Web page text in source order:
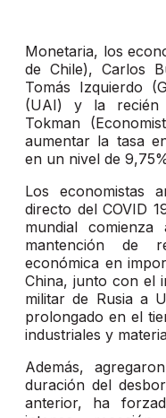
Monetaria, los
de Chile), Carlos
Tomás Izquierdo
(UAI) y la recién
Tokman
aumentar la tasa
en un nivel de
Los economistas
directo del COVID
mundial
mantención de
económica en
China, junto con el
militar de Rusia a
prolongado en el
industriales y
Además,
duración del
anterior, ha